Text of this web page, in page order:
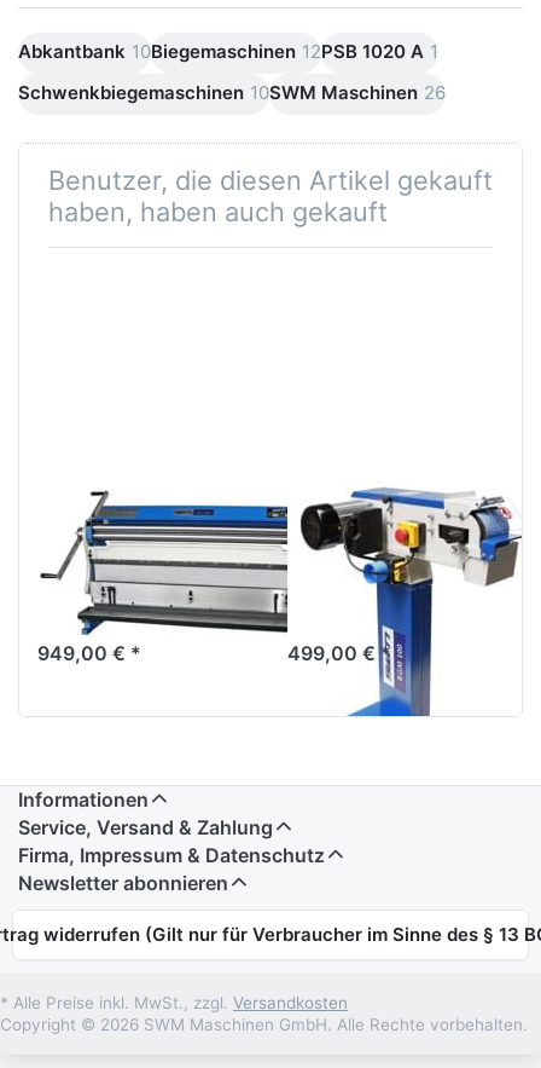
Abkantbank 10Biegemaschinen 12PSB 1020 A 1
Schwenkbiegemaschinen 10SWM Maschinen 26
Benutzer, die diesen Artikel gekauft
haben, haben auch gekauft
SWM
Blechbearbeitungsmaschine
Universalmaschine
3 in 1 / 1016
949,00 € *
Schleifmaschine
BGM 100
499,00 € *
Informationen
Service, Versand & Zahlung
Firma, Impressum & Datenschutz
Newsletter abonnieren
widerrufen (Gilt nur für Verbraucher im Sinne des § 13
* Alle Preise inkl. MwSt., zzgl. Versandkosten
Copyright © 2026 SWM Maschinen GmbH. Alle Rechte vorbehalten.